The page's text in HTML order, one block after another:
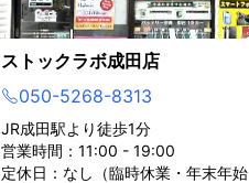
ストックラボ成田店
050-5268-8313
JR成田駅より徒歩1分
営業時間：11:00 - 19:00
定休日：なし（臨時休業・年末年始